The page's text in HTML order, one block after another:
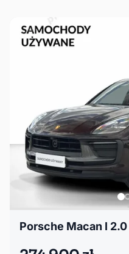
Porsche Macan I 2.0